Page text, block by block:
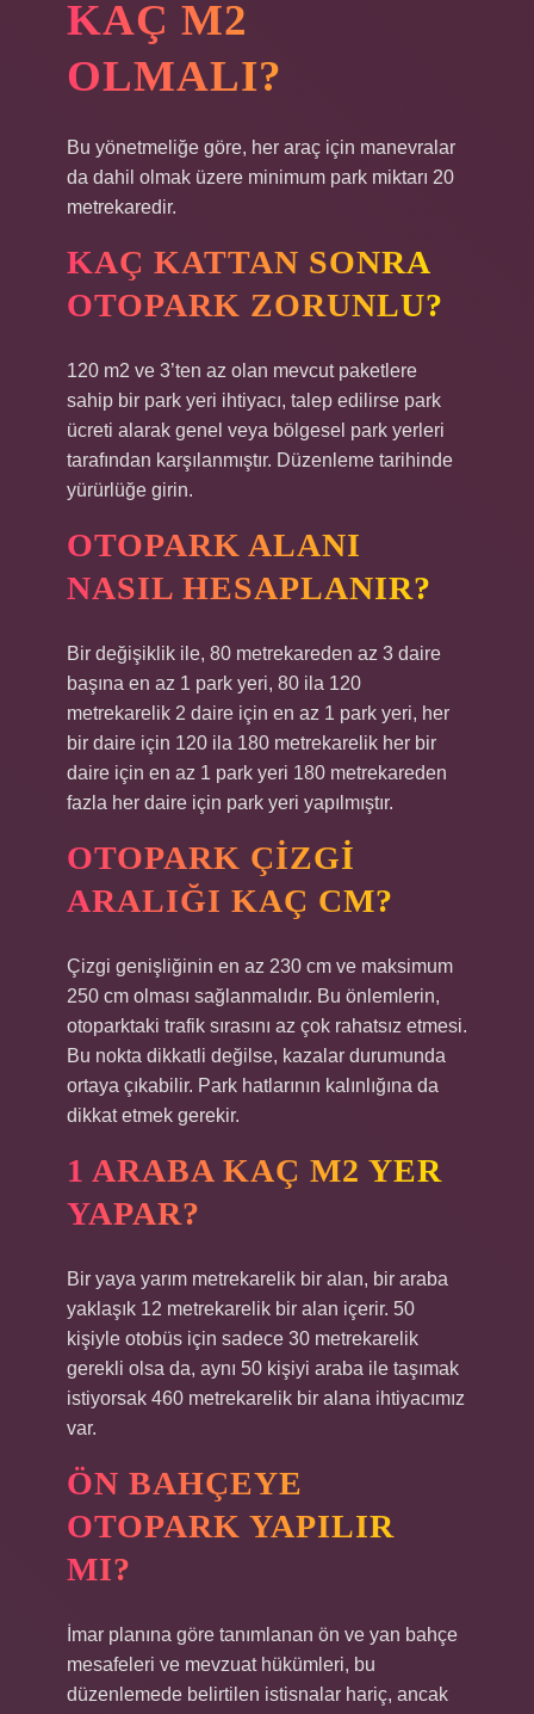
KAÇ M2
OLMALI?
Bu yönetmeliğe göre, her araç için manevralar
da dahil olmak üzere minimum park miktarı 20
metrekaredir.
KAÇ KATTAN SONRA
OTOPARK ZORUNLU?
120 m2 ve 3’ten az olan mevcut paketlere
sahip bir park yeri ihtiyacı, talep edilirse park
ücreti alarak genel veya bölgesel park yerleri
tarafından karşılanmıştır. Düzenleme tarihinde
yürürlüğe girin.
OTOPARK ALANI
NASIL HESAPLANIR?
Bir değişiklik ile, 80 metrekareden az 3 daire
başına en az 1 park yeri, 80 ila 120
metrekarelik 2 daire için en az 1 park yeri, her
bir daire için 120 ila 180 metrekarelik her bir
daire için en az 1 park yeri 180 metrekareden
fazla her daire için park yeri yapılmıştır.
OTOPARK ÇIZGI
ARALIĞI KAÇ CM?
Çizgi genişliğinin en az 230 cm ve maksimum
250 cm olması sağlanmalıdır. Bu önlemlerin,
otoparktaki trafik sırasını az çok rahatsız etmesi.
Bu nokta dikkatli değilse, kazalar durumunda
ortaya çıkabilir. Park hatlarının kalınlığına da
dikkat etmek gerekir.
1 ARABA KAÇ M2 YER
YAPAR?
Bir yaya yarım metrekarelik bir alan, bir araba
yaklaşık 12 metrekarelik bir alan içerir. 50
kişiyle otobüs için sadece 30 metrekarelik
gerekli olsa da, aynı 50 kişiyi araba ile taşımak
istiyorsak 460 metrekarelik bir alana ihtiyacımız
var.
ÖN BAHÇEYE
OTOPARK YAPILIR
MI?
İmar planına göre tanımlanan ön ve yan bahçe
mesafeleri ve mevzuat hükümleri, bu
düzenlemede belirtilen istisnalar hariç, ancak